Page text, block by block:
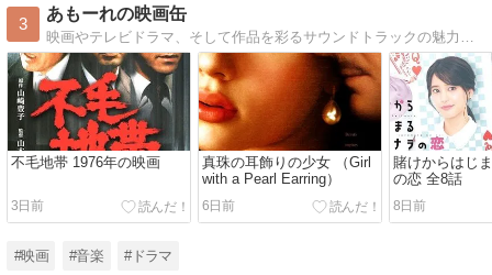
3
あもーれの映画缶
映画やテレビドラマ、そして作品を彩るサウンドトラックの魅力をお届けします。
不毛地帯 1976年の映画
3日前
真珠の耳飾りの少女 （Girl
with a Pearl Earring）
6日前
賭けからはじ
の恋 全8話
8日前
#映画 #音楽 #ドラマ